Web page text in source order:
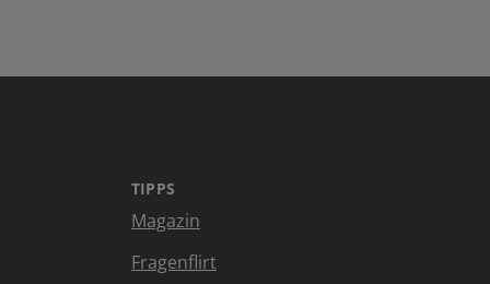
TIPPS
Magazin
Fragenflirt